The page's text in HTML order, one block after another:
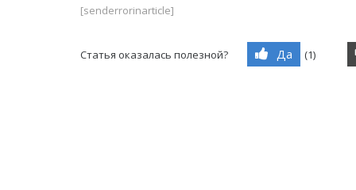
[senderrorinarticle]
Статья оказалась полезной? Да (1)